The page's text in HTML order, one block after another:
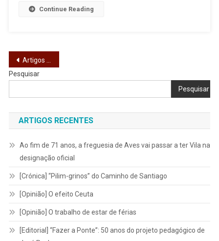
Continue Reading
Navegação
de
artigos
Artigos mais antigos
Pesquisar
Pesquisar
ARTIGOS RECENTES
Ao fim de 71 anos, a freguesia de Aves vai passar a ter Vila na
designação oficial
[Crónica] “Pilim-grinos” do Caminho de Santiago
[Opinião] O efeito Ceuta
[Opinião] O trabalho de estar de férias
[Editorial] “Fazer a Ponte”: 50 anos do projeto pedagógico de